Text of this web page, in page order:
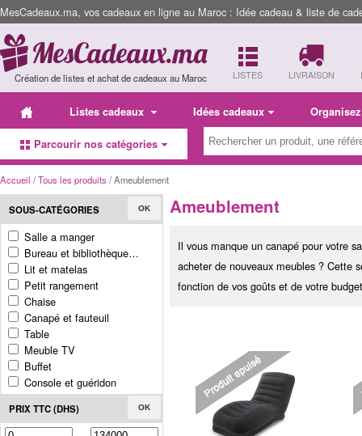
MesCadeaux.ma, vos cadeaux en ligne au Maroc : Idée cadeau & liste de
Création de listes et achat de cadeaux au Maroc LISTES LIVRAISON
Listes cadeaux Idées cadeaux
Parcourir nos catégories
Accueil /Tous les produits / Ameublement
SOUS-CATÉGORIES OK
Salle a manger
Bureau et bibliothèque…
Lit et matelas
Petit rangement
Chaise
Canapé et fauteuil
Table
Meuble TV
Buffet
Console et guéridon
PRIX TTC (DHS) OK
Ameublement
Il vous manque un canapé pour votre
acheter de nouveaux meubles ? Cette
fonction de vos goûts et de votre